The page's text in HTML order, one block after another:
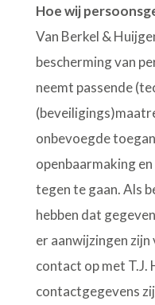
Hoe wij
Van Berkel &
bescherming van
neemt passende
onbevoegde
openbaarmaking
tegen te gaan. Als
hebben dat
er aanwijzingen zijn
contact op met T.J.
contactgegevens